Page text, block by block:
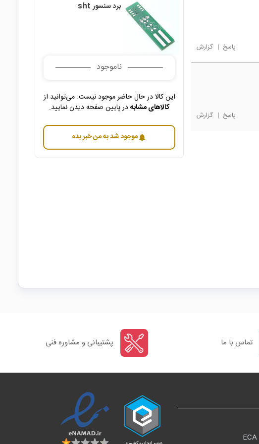
پاسخ | گزارش
پاسخ | گزارش
برد سنسور sht
ناموجود
این کالا در حال حاضر موجود نیست. می‌توانید از
کالاهای مشابهدر پایین صفحه دیدن نمایید.
notificationsموجود شد به من خبر بده
تماس با ما پشتیبانی و مشاوره فنی